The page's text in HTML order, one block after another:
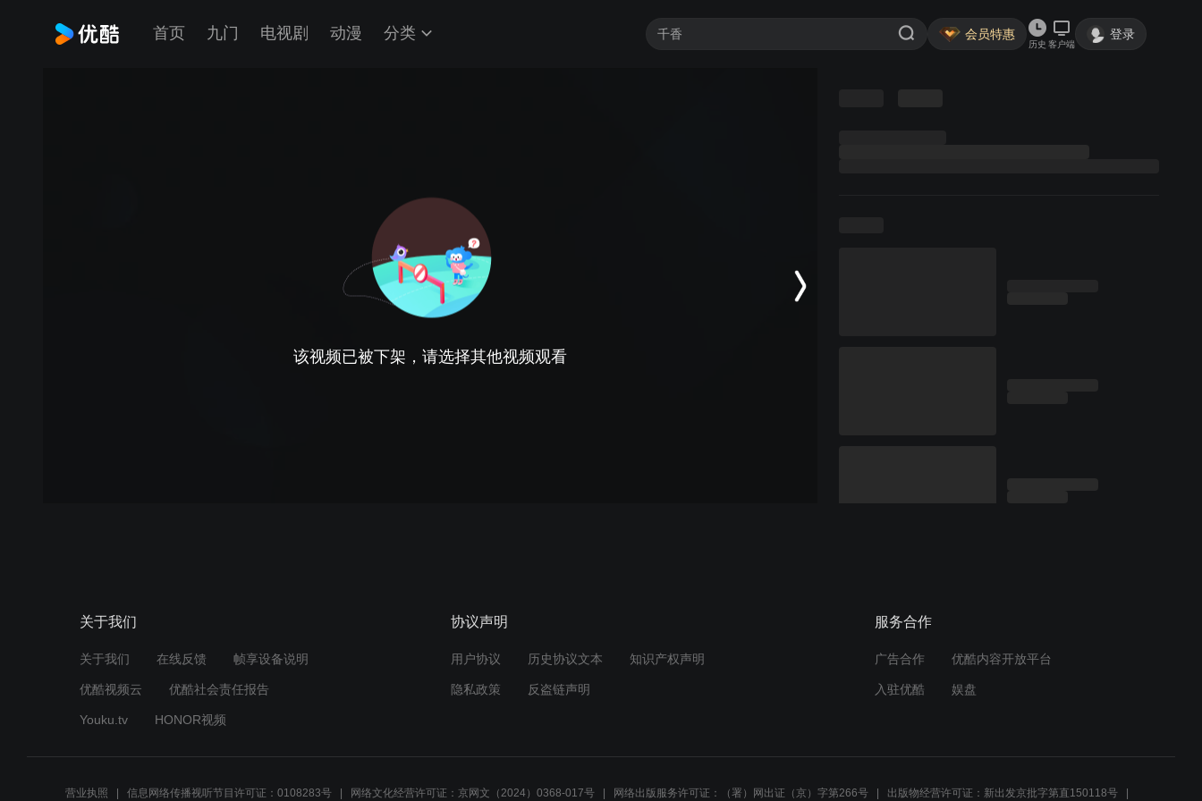
首页 九门 电视剧 动漫 分类 会员特惠
历史 客户端
登录
该视频已被下架，请选择其他视频观看
关于我们
关于我们 在线反馈 帧享设备说明
优酷视频云 优酷社会责任报告
Youku.tv HONOR视频
协议声明
用户协议 历史协议文本 知识产权声明
隐私政策 反盗链声明
服务合作
广告合作 优酷内容开放平台
入驻优酷 娱盘
营业执照 信息网络传播视听节目许可证：0108283号 网络文化经营许可证：京网文（2024）0368-017号 网络出版服务许可证：（署）网出证（京）字第266号 出版物经营许可证：新出发京批字第直150118号